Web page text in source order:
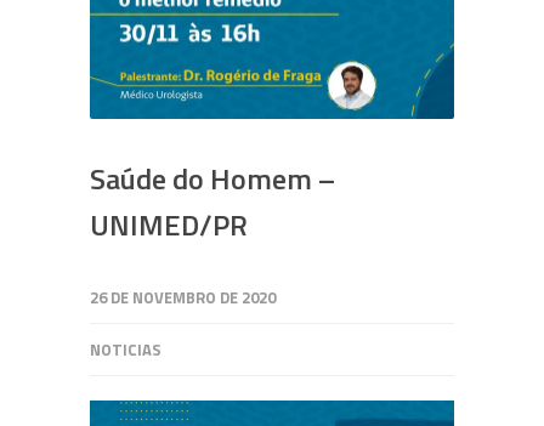
Saúde do Homem –
UNIMED/PR
26 DE NOVEMBRO DE 2020
NOTICIAS